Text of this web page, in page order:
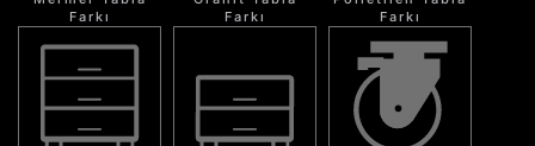
Farkı
Farkı
Farkı